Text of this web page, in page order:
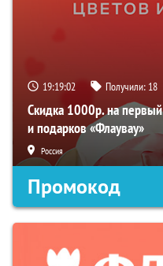
19:19:01 Получили: 18
Скидка 1000р. на первый
и подарков «Флаувау»
Россия
Промокод